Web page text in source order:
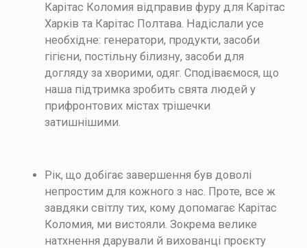
Карітас Коломия відправив фуру для Карітас
Харків та Карітас Полтава. Надіслали усе
необхідне: генератори, продукти, засоби
гігієни, постільну білизну, засоби для
догляду за хворими, одяг. Сподіваємося, що
наша підтримка зробить свята людей у
прифронтових містах трішечки
затишнішими.
Рік, що добігає завершення був доволі
непростим для кожного з нас. Проте, все ж
завдяки світлу тих, кому допомагає Карітас
Коломия, ми вистояли. Зокрема велике
натхнення дарували й вихованці проєкту